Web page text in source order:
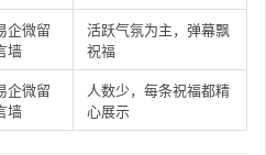
企微留
墙
活跃气氛为主，弹幕飘
祝福
企微留
墙
人数少，每条祝福都精
心展示